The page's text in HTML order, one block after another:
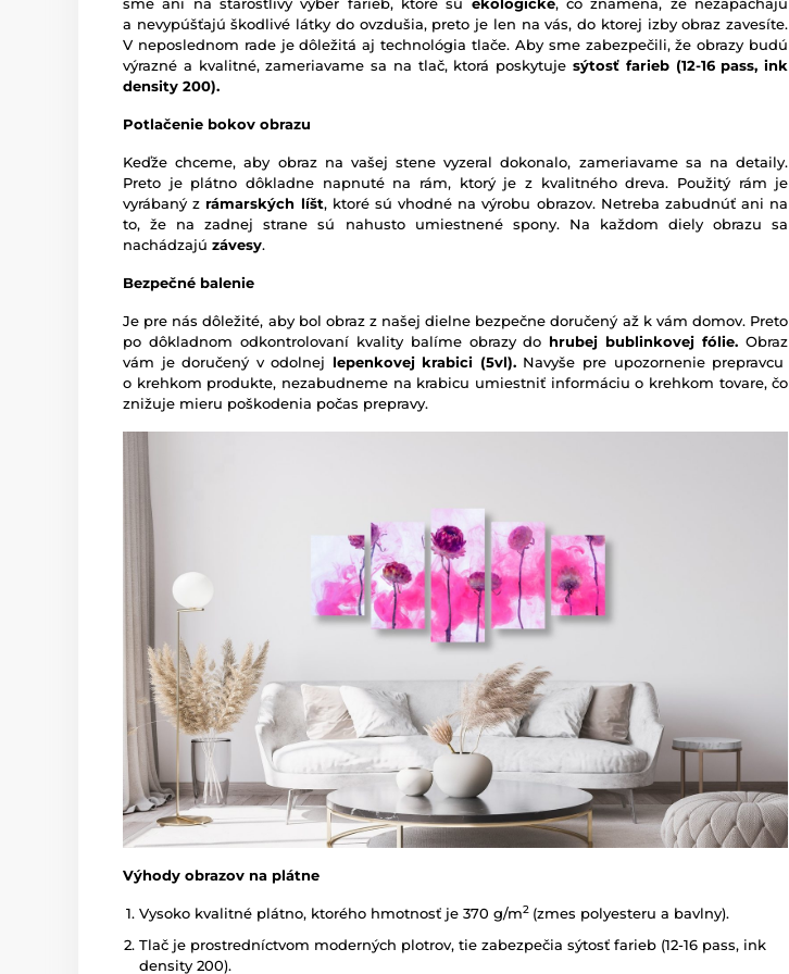
a nevypúšťajú škodlivé látky do ovzdušia, preto je len na vás, do ktorej izby obraz zavesíte.
V neposlednom rade je dôležitá aj technológia tlače. Aby sme zabezpečili, že obrazy budú
výrazné a kvalitné, zameriavame sa na tlač, ktorá poskytujesýtosť farieb (12-16 pass, ink
density 200).
Potlačenie bokov obrazu
Keďže chceme, aby obraz na vašej stene vyzeral dokonalo, zameriavame sa na detaily.
Preto je plátno dôkladne napnuté na rám, ktorý je z kvalitného dreva. Použitý rám je
vyrábaný z rámarských líšt, ktoré sú vhodné na výrobu obrazov. Netreba zabudnúť ani na
to, že na zadnej strane sú nahusto umiestnené spony. Na každom diely obrazu sa
nachádzajú závesy.
Bezpečné balenie
Je pre nás dôležité, aby bol obraz z našej dielne bezpečne doručený až k vám domov. Preto
po dôkladnom odkontrolovaní kvality balíme obrazy do hrubej bublinkovej fólie. Obraz
vám je doručený v odolnej lepenkovej krabici (5vl).Navyše pre upozornenie prepravcu
o krehkom produkte, nezabudneme na krabicu umiestniť informáciu o krehkom tovare, čo
znižuje mieru poškodenia počas prepravy.
Výhody obrazov na plátne
Vysoko kvalitné plátno, ktorého hmotnosť je 370 g/m2 (zmes polyesteru a bavlny).
Tlač je prostredníctvom moderných plotrov, tie zabezpečia sýtosť farieb (12-16 pass, ink
density 200).